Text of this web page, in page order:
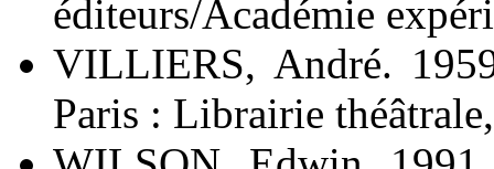
éditeurs/Académie
VILLIERS, André.
Paris : Librairie